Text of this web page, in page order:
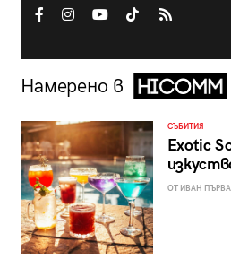
Намерено в
СЪБИТИЯ
Exotic
ОТ ИВАН